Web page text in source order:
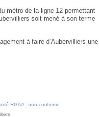
métro de la ligne 12 permettant
soit mené à son terme
à faire d’Aubervilliers une
RGAA : non conforme